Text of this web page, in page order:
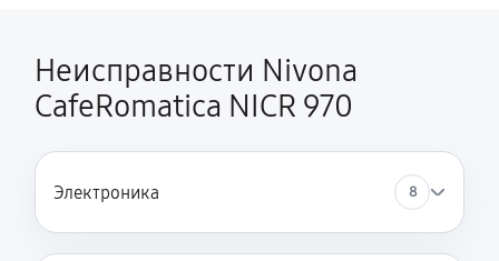
Неисправности Nivona
CafeRomatica NICR 970
Электроника 8